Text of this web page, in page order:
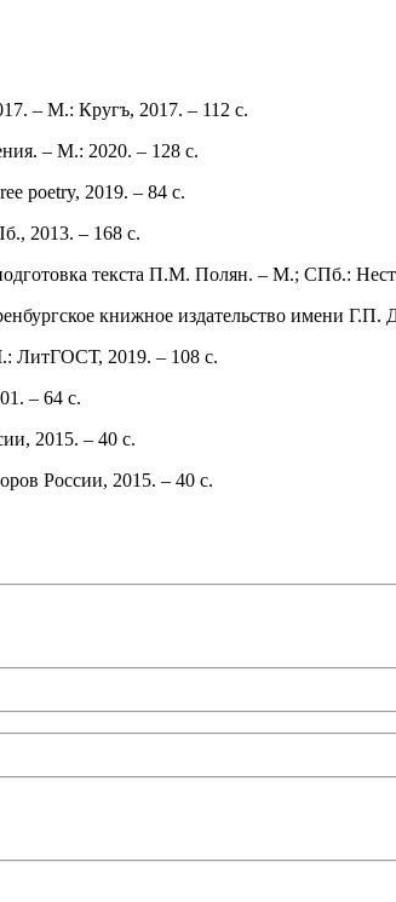
– М.: Кругъ, 2017. – 112 с.
– М.: 2020. – 128 с.
poetry, 2019. – 84 с.
2013. – 168 с.
текста П.М. Полян. – М.; СПб.:
книжное издательство имени Г.П.
ЛитГОСТ, 2019. – 108 с.
– 64 с.
2015. – 40 с.
России, 2015. – 40 с.